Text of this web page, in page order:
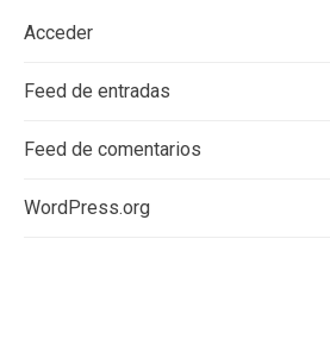
Acceder
Feed de entradas
Feed de comentarios
WordPress.org